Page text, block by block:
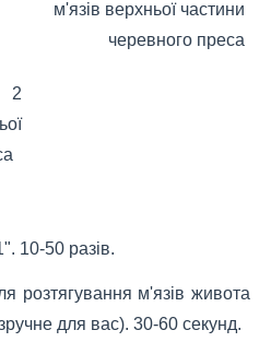
10-50 разів.
розтягування м'язів живота
для вас). 30-60 секунд.